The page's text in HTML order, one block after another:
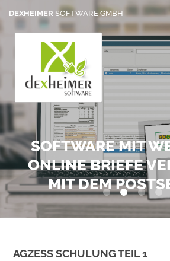
DEXHEIMER SOFTWARE GMBH
SOFTWARE MIT
ONLINE BRIEFE
MIT DEM 0 1 2
AGZESS SCHULUNG TEIL 1